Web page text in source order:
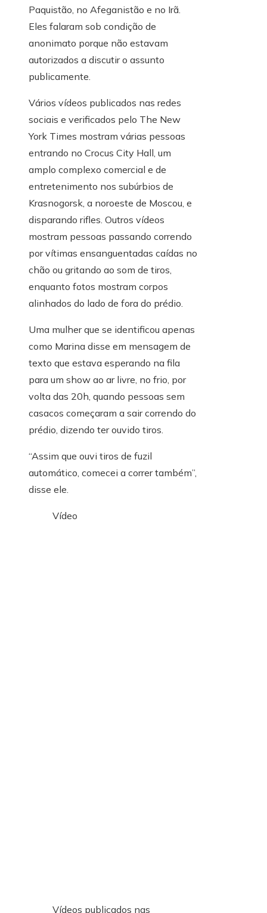
Paquistão, no Afeganistão e no Irã.
Eles falaram sob condição de
anonimato porque não estavam
autorizados a discutir o assunto
publicamente.
Vários vídeos publicados nas redes
sociais e verificados pelo The New
York Times mostram várias pessoas
entrando no Crocus City Hall, um
amplo complexo comercial e de
entretenimento nos subúrbios de
Krasnogorsk, a noroeste de Moscou, e
disparando rifles. Outros vídeos
mostram pessoas passando correndo
por vítimas ensanguentadas caídas no
chão ou gritando ao som de tiros,
enquanto fotos mostram corpos
alinhados do lado de fora do prédio.
Uma mulher que se identificou apenas
como Marina disse em mensagem de
texto que estava esperando na fila
para um show ao ar livre, no frio, por
volta das 20h, quando pessoas sem
casacos começaram a sair correndo do
prédio, dizendo ter ouvido tiros.
“Assim que ouvi tiros de fuzil
automático, comecei a correr também”,
disse ele.
Vídeo
Vídeos publicados nas